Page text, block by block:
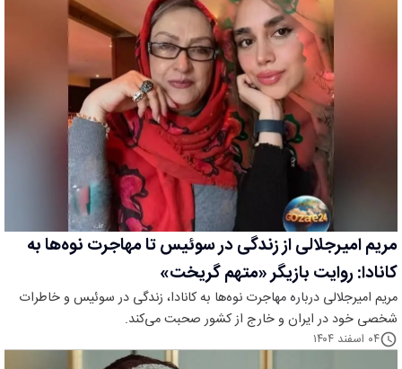
مریم امیرجلالی از زندگی در سوئیس تا مهاجرت نوه‌ها به
کانادا: روایت بازیگر «متهم گریخت»
مریم امیرجلالی درباره مهاجرت نوه‌ها به کانادا، زندگی در سوئیس و خاطرات
شخصی خود در ایران و خارج از کشور صحبت می‌کند.
۰۴ اسفند ۱۴۰۴